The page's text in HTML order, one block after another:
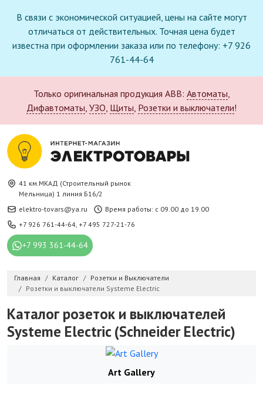
В связи с экономической ситуацией, цены на сайте могут
отличаться от действительных. Точная цена будет
известна при оформлении заказа или по телефону: +7 926
761-44-64
Только оригинальная продукция ABB: Автоматы,
Дифавтоматы, УЗО, Щиты, Розетки и выключатели!
41 км.МКАД (Строительный рынок
Мельница) 1 линия Б16/2
elektro-tovars@ya.ru
Время работы: с 09.00 до 19.00
+7 926 761-44-64, +7 495 727-21-76
+7 993 361-44-64
Главная Каталог
Розетки и Выключатели
Розетки и выключатели Systeme Electric
Каталог розеток и выключателей
Systeme Electric (Schneider Electric)
Art Gallery